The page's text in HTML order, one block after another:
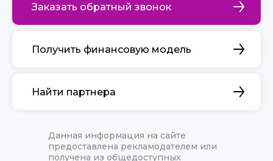
Заказать обратный звонок
Получить финансовую модель
Найти партнера
Данная информация на сайте
предоставлена рекламодателем или
получена из общедоступных